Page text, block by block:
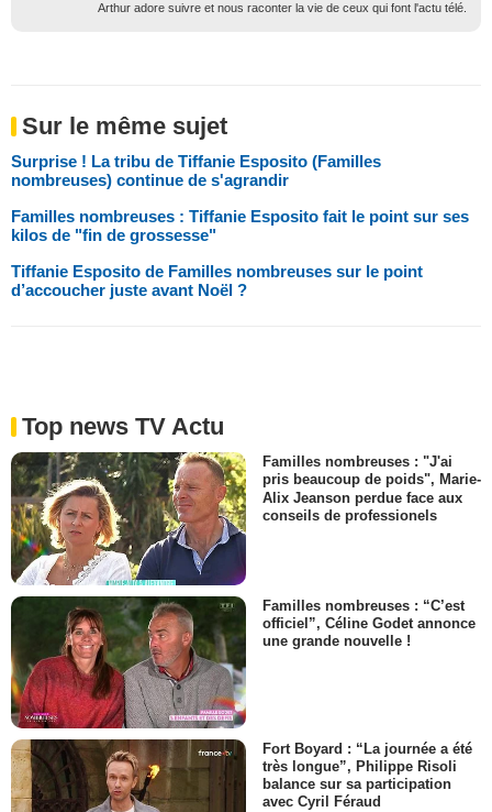
Arthur adore suivre et nous raconter la vie de ceux qui font l'actu télé.
Sur le même sujet
Surprise ! La tribu de Tiffanie Esposito (Familles
nombreuses) continue de s'agrandir
Familles nombreuses : Tiffanie Esposito fait le point sur ses
kilos de "fin de grossesse"
Tiffanie Esposito de Familles nombreuses sur le point
d’accoucher juste avant Noël ?
Top news TV Actu
Familles nombreuses : "J'ai
pris beaucoup de poids", Marie-
Alix Jeanson perdue face aux
conseils de professionels
Familles nombreuses : “C’est
officiel”, Céline Godet annonce
une grande nouvelle !
Fort Boyard : “La journée a été
très longue”, Philippe Risoli
balance sur sa participation
avec Cyril Féraud